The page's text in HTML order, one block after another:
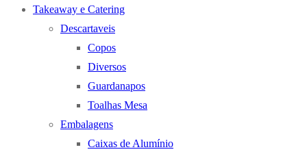
Takeaway e Catering
Descartaveis
Copos
Diversos
Guardanapos
Toalhas Mesa
Embalagens
Caixas de Alumínio